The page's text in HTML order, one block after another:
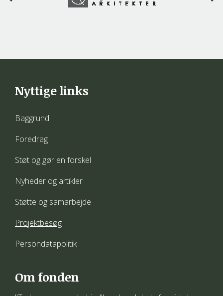
Nyttige links
Baggrund
Foredrag
Støt og gør en forskel
Nyheder og artikler
Støtte og samarbejde
Projektbesøg
Persondatapolitik
Om fonden